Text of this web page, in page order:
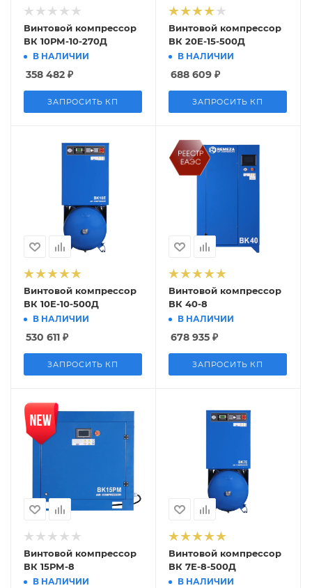
Винтовой компрессор
ВК 10РМ-10-270Д
В НАЛИЧИИ
358 482 ₽
ЗАПРОСИТЬ КП
Винтовой компрессор
ВК 20E-15-500Д
В НАЛИЧИИ
688 609 ₽
ЗАПРОСИТЬ КП
Винтовой компрессор
ВК 10Е-10-500Д
В НАЛИЧИИ
530 611 ₽
ЗАПРОСИТЬ КП
Винтовой компрессор
ВК 40-8
В НАЛИЧИИ
678 935 ₽
ЗАПРОСИТЬ КП
Винтовой компрессор
ВК 15РМ-8
В НАЛИЧИИ
Винтовой компрессор
ВК 7E-8-500Д
В НАЛИЧИИ